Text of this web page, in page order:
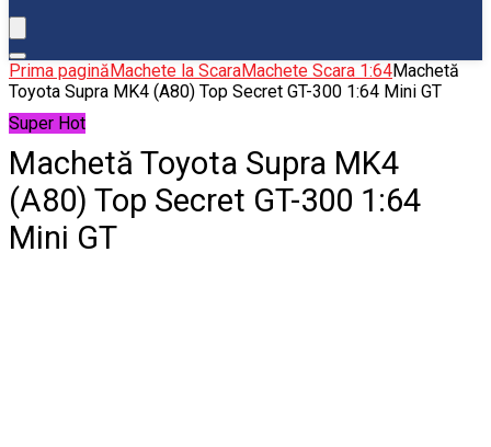
Prima paginăMachete la ScaraMachete Scara 1:64Machetă
Toyota Supra MK4 (A80) Top Secret GT-300 1:64 Mini GT
Super Hot
Machetă Toyota Supra MK4
(A80) Top Secret GT-300 1:64
Mini GT